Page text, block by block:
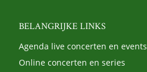
BELANGRIJKE LINKS
Agenda live concerten en events
Online concerten en series